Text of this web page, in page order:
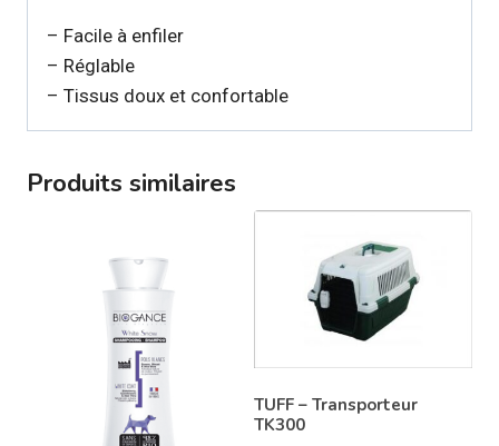
– Facile à enfiler
– Réglable
– Tissus doux et confortable
Produits similaires
TUFF – Transporteur
TK300